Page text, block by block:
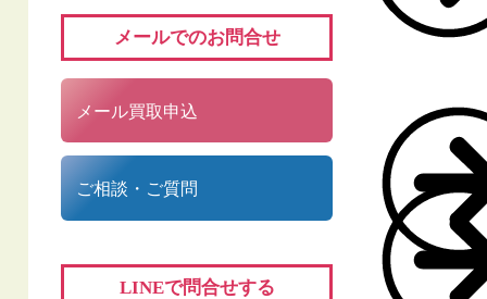
メールでのお問合せ
メール買取申込
ご相談・ご質問
LINEで問合せする